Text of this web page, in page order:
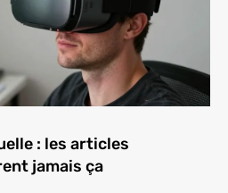
: les articles
jamais ça